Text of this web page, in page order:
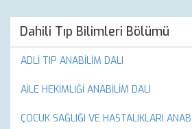
Dahili Tıp Bilimleri Bölümü
ADLİ TIP ANABİLİM DALI
AİLE HEKİMLİĞİ ANABİLİM DALI
ÇOCUK SAĞLIĞI VE HASTALIKLARI